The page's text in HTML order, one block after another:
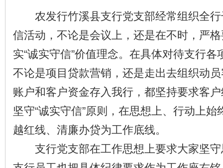
农发行竹溪县支行党支部经常组织全行
信活动，不论是会议上，还是在不时，严
实“诚实守信”价值理念。在具体对待支行
不论是项目贷款营销，还是走出去组织动
账户和客户资金存入我行，都坚持要求客
坚守“诚实守信”原则，在思想上、行动上
越红线、清廉办贷为工作底线。
支行党支部在工作思想上要求大家坚守